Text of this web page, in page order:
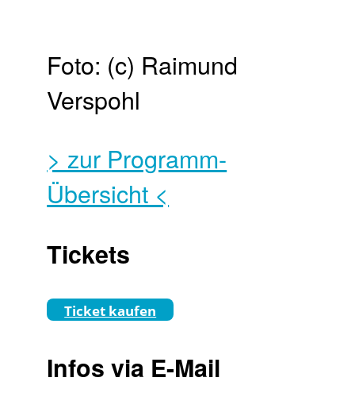
Foto: (c) Raimund
Verspohl
> zur Programm-
Übersicht <
Tickets
Ticket kaufen
Infos via E-Mail